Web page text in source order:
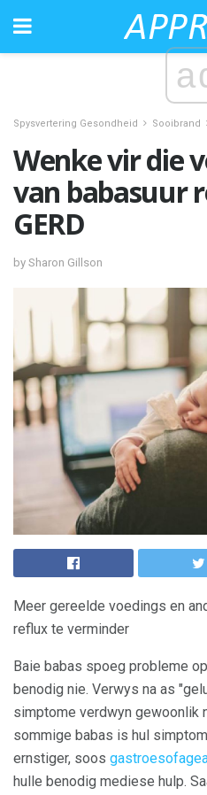
Spysvertering Gesondheid Sooibrand
Wenke vir die
van babasuur
GERD
by Sharon Gillson
Meer gereelde voedings en
reflux te verminder
Baie babas spoeg probleme
benodig nie. Verwys na as
simptome verdwyn gewoonlik
sommige babas is hul
ernstiger, soos
hulle benodig mediese hulp.